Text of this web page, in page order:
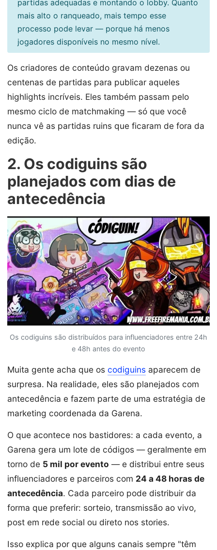
partidas adequadas e montando o lobby. Quanto
mais alto o ranqueado, mais tempo esse
processo pode levar — porque há menos
jogadores disponíveis no mesmo nível.
Os criadores de conteúdo gravam dezenas ou
centenas de partidas para publicar aqueles
highlights incríveis. Eles também passam pelo
mesmo ciclo de matchmaking — só que você
nunca vê as partidas ruins que ficaram de fora da
edição.
2. Os codiguins são
planejados com dias de
antecedência
Os codiguins são distribuídos para influenciadores entre 24h
e 48h antes do evento
Muita gente acha que os codiguins aparecem de
surpresa. Na realidade, eles são planejados com
antecedência e fazem parte de uma estratégia de
marketing coordenada da Garena.
O que acontece nos bastidores: a cada evento, a
Garena gera um lote de códigos — geralmente em
torno de 5 mil por evento — e distribui entre seus
influenciadores e parceiros com 24 a 48 horas de
antecedência. Cada parceiro pode distribuir da
forma que preferir: sorteio, transmissão ao vivo,
post em rede social ou direto nos stories.
Isso explica por que alguns canais sempre "têm